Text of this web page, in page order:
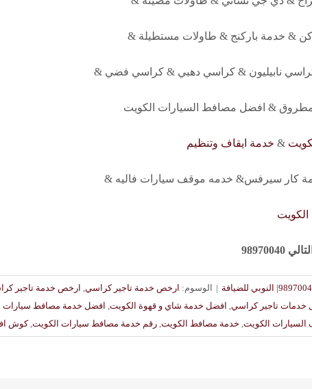
& خدمة باركنج & طاولات مستطيلة &
نابيليون & كراسي دهبي & كراسي فضي &
& افضل مصافط السيارات الكويت
& خدمة ايقاف وتنظيم
كار سيرفس& خدمه موقف سيارات فاليه &
| الوسوم: ارخص خدمة تاجير كراسي, ارخص خدمة تاجير
خدمات تاجير كراسي, افضل خدمة شاي و قهوة الكويت, افضل خدمة مصافط سيارات
الكويت, خدمة مصافط الكويت, رقم خدمة مصافط سيارات الكويت,كوش